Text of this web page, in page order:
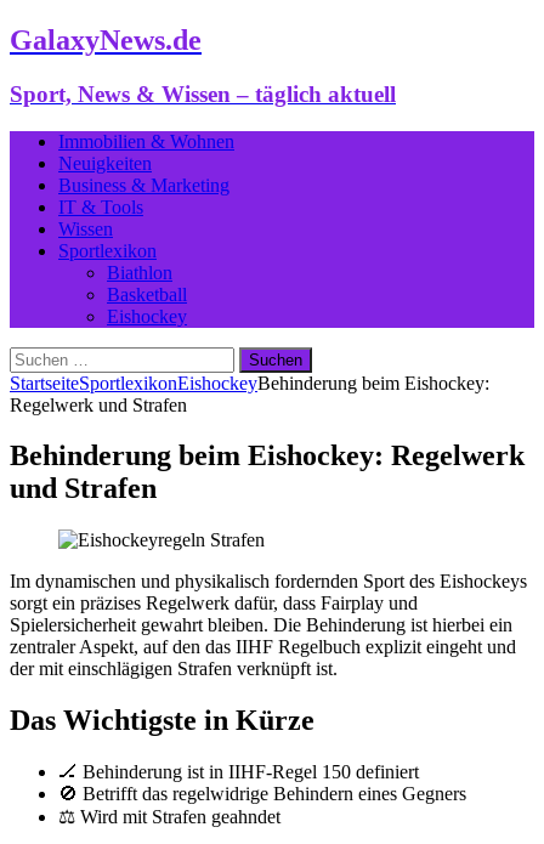
GalaxyNews.de
Sport, News & Wissen – täglich aktuell
Immobilien & Wohnen
Neuigkeiten
Business & Marketing
IT & Tools
Wissen
Sportlexikon
Biathlon
Basketball
Eishockey
Suchen
nach:
StartseiteSportlexikonEishockeyBehinderung beim Eishockey:
Regelwerk und Strafen
Behinderung beim Eishockey: Regelwerk
und Strafen
Im dynamischen und physikalisch fordernden Sport des Eishockeys
sorgt ein präzises Regelwerk dafür, dass Fairplay und
Spielersicherheit gewahrt bleiben. Die Behinderung ist hierbei ein
zentraler Aspekt, auf den das IIHF Regelbuch explizit eingeht und
der mit einschlägigen Strafen verknüpft ist.
Das Wichtigste in Kürze
🏒 Behinderung ist in IIHF-Regel 150 definiert
🚫 Betrifft das regelwidrige Behindern eines Gegners
⚖️ Wird mit Strafen geahndet